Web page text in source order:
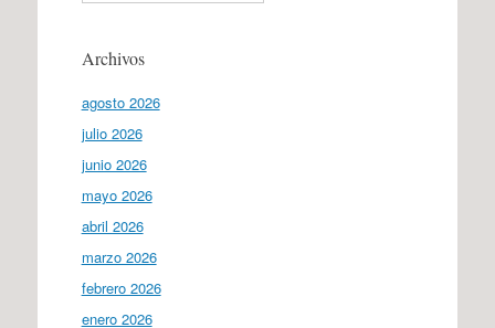
Archivos
agosto 2026
julio 2026
junio 2026
mayo 2026
abril 2026
marzo 2026
febrero 2026
enero 2026